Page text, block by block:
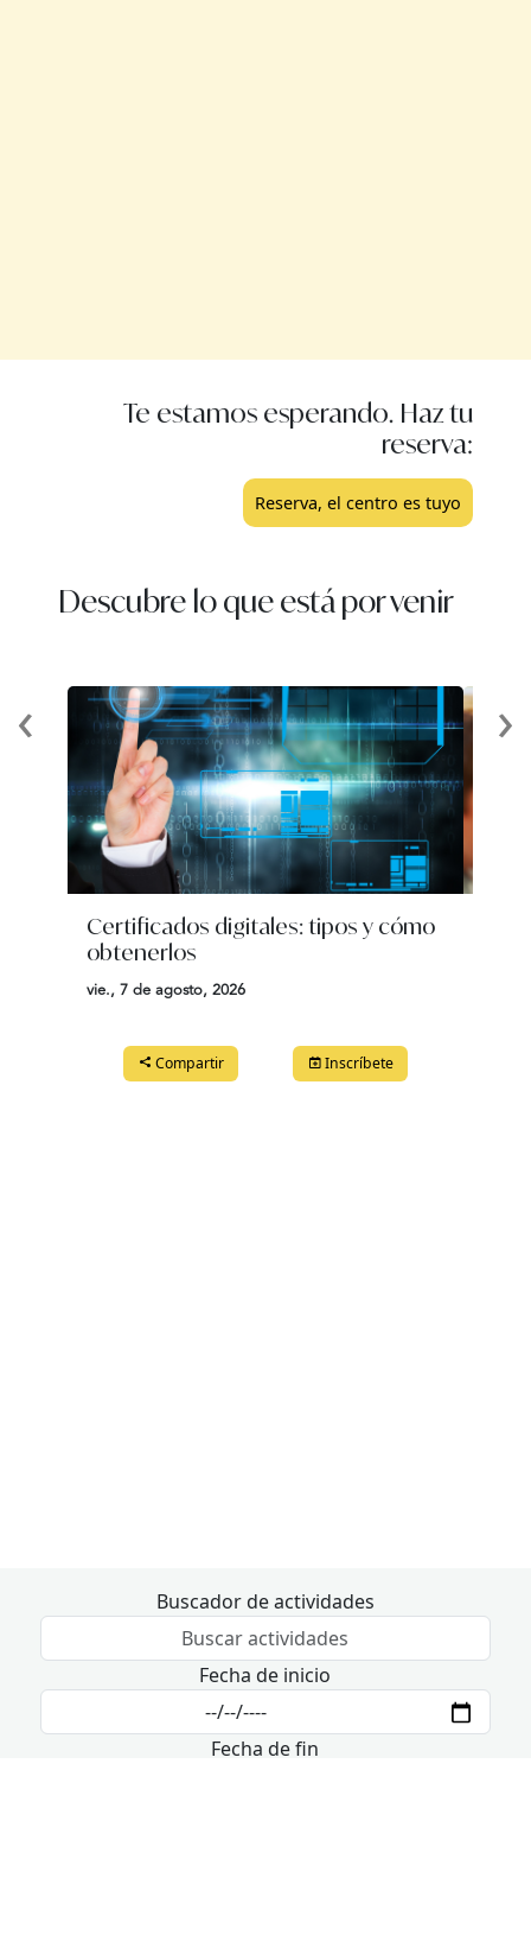
Te estamos esperando. Haz tu
reserva:
Reserva, el centro es tuyo
Descubre lo que está por venir
‹ ›
Certificados digitales: tipos y cómo
obtenerlos
vie., 7 de agosto, 2026
Compartir Inscríbete
Buscador de actividades
Fecha de inicio
Fecha de fin